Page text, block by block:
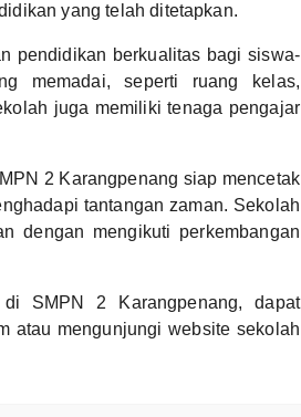
yang telah ditetapkan.
pendidikan berkualitas bagi siswa-
memadai, seperti ruang kelas,
juga memiliki tenaga pengajar
2 Karangpenang siap mencetak
tantangan zaman. Sekolah
dengan mengikuti perkembangan
SMPN 2 Karangpenang, dapat
atau mengunjungi website sekolah